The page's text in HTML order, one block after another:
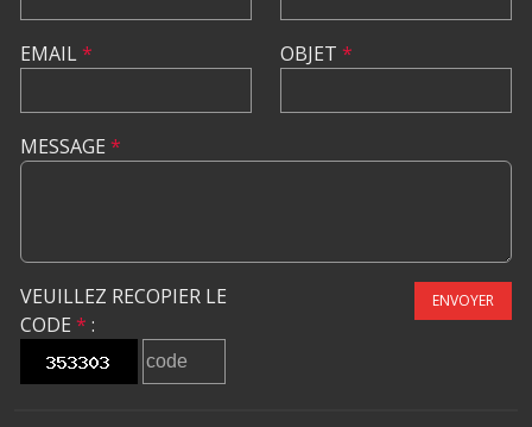
EMAIL* OBJET *
MESSAGE *
VEUILLEZ RECOPIER LE
CODE * :
ENVOYER